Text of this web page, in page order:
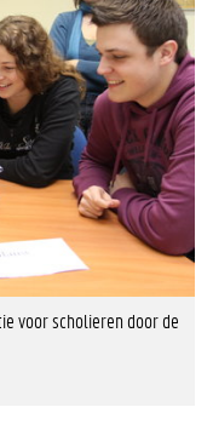
voor scholieren door de